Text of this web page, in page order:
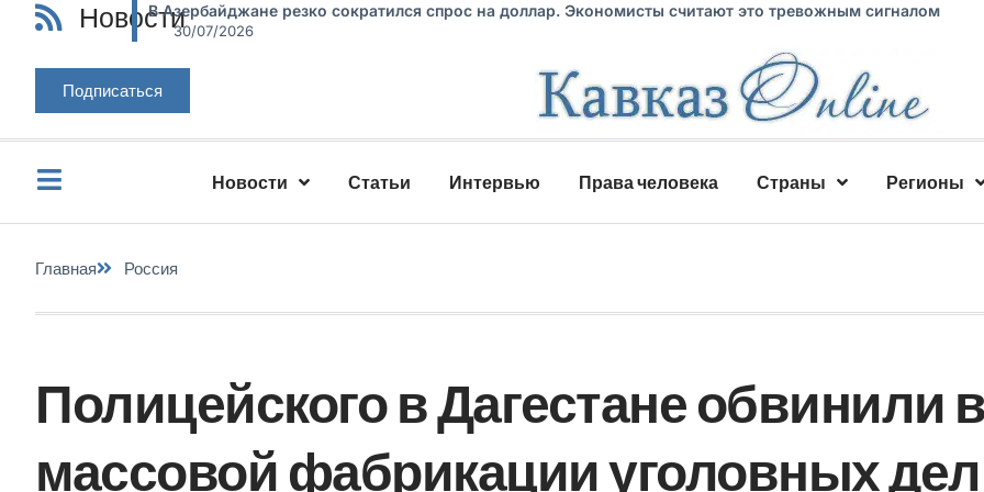
НовостиВ Азербайджане резко сократился спрос на доллар. Экономисты считают это тревожным сигналом
30/07/2026
Подписаться
Новости Статьи Интервью Права человека Страны Регионы
Главная Россия
Полицейского в Дагестане обвинили в
массовой фабрикации уголовных дел